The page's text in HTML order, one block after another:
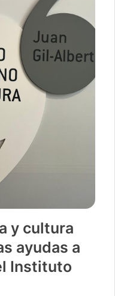
y cultura
ayudas a
Instituto